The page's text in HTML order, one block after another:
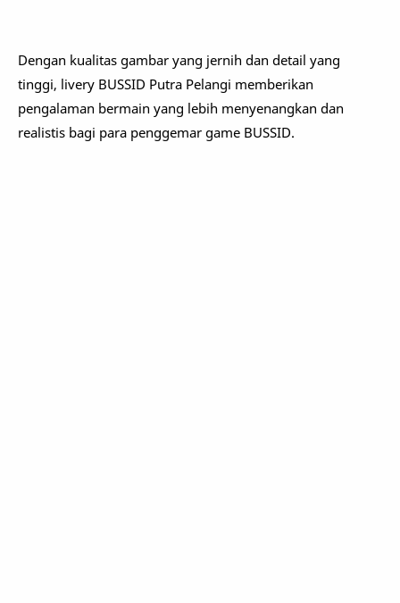
Dengan kualitas gambar yang jernih dan detail yang
tinggi, livery BUSSID Putra Pelangi memberikan
pengalaman bermain yang lebih menyenangkan dan
realistis bagi para penggemar game BUSSID.